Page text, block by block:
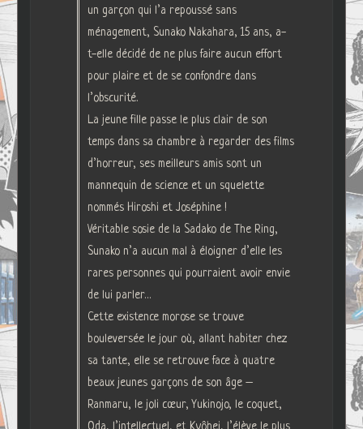
un garçon qui l’a repoussé sans
ménagement, Sunako Nakahara, 15 ans, a-
t-elle décidé de ne plus faire aucun effort
pour plaire et de se confondre dans
l’obscurité.
La jeune fille passe le plus clair de son
temps dans sa chambre à regarder des films
d’horreur, ses meilleurs amis sont un
mannequin de science et un squelette
nommés Hiroshi et Joséphine !
Véritable sosie de la Sadako de The Ring,
Sunako n’a aucun mal à éloigner d’elle les
rares personnes qui pourraient avoir envie
de lui parler…
Cette existence morose se trouve
bouleversée le jour où, allant habiter chez
sa tante, elle se retrouve face à quatre
beaux jeunes garçons de son âge –
Ranmaru, le joli cœur, Yukinojo, le coquet,